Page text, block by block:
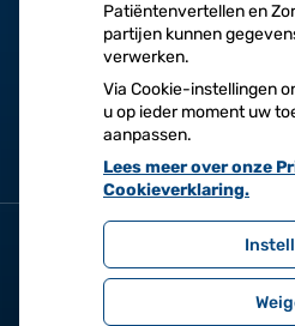
Afspraken
maken
Patiëntenvertellen en
partijen kunnen
verwerken.
Via Cookie-instellingen
u op ieder moment uw
aanpassen.
Lees meer over onze
Cookieverklaring.